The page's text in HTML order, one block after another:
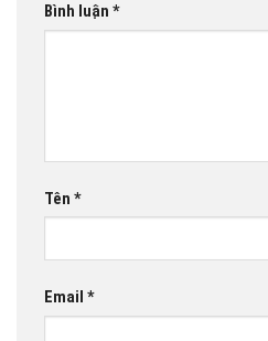
Bình luận *
Tên *
Email *